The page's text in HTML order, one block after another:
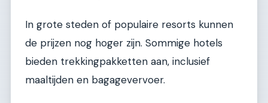
In grote steden of populaire resorts kunnen
de prijzen nog hoger zijn. Sommige hotels
bieden trekkingpakketten aan, inclusief
maaltijden en bagagevervoer.